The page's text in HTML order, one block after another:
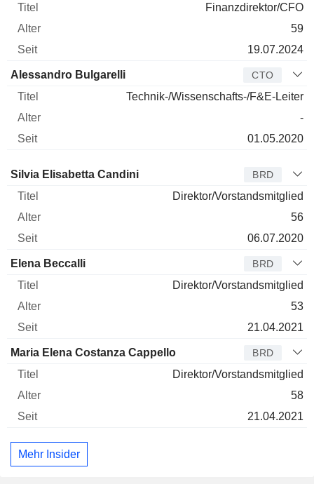
Finanzdirektor/CFO
59
19.07.2024
Alessandro Bulgarelli CTO
Technik-/Wissenschafts-/F&E-Leiter
-
01.05.2020
Verwaltungsratsmitglied Titel
Silvia Elisabetta Candini BRD
Direktor/Vorstandsmitglied
56
06.07.2020
Elena Beccalli BRD
Direktor/Vorstandsmitglied
53
21.04.2021
Maria Elena Costanza Cappello BRD
Direktor/Vorstandsmitglied
58
21.04.2021
Mehr Insider